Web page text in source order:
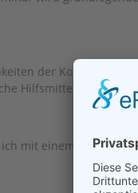
der
Hilfsmittel und
mit einem